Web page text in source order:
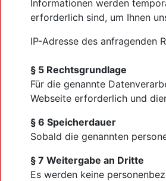
Informationen werden
erforderlich sind, um Ihnen
IP-Adresse des anfragenden
§ 5 Rechtsgrundlage
Für die genannte
Webseite erforderlich und
§ 6 Speicherdauer
Sobald die genannten
§ 7 Weitergabe an Dritte
Es werden keine